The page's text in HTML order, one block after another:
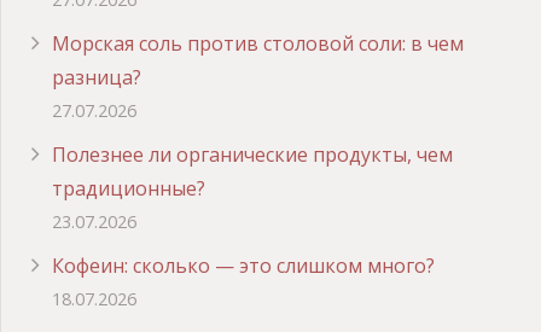
Морская соль против столовой соли: в чем
разница?
27.07.2026
Полезнее ли органические продукты, чем
традиционные?
23.07.2026
Кофеин: сколько — это слишком много?
18.07.2026